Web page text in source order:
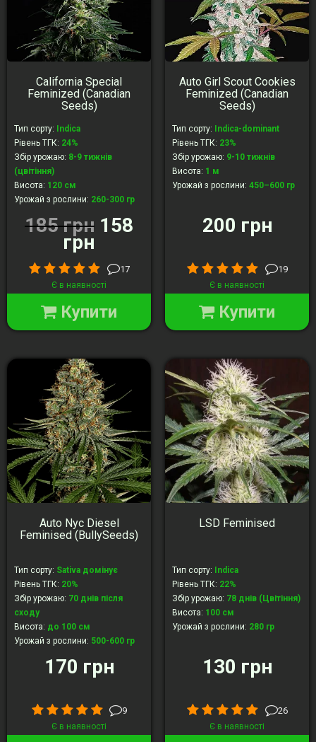
California Special
Feminized (Canadian
Seeds)
Тип сорту:
Indica
Рівень ТГК: 24%
Збір урожаю: 8-9 тижнів
(цвітіння)
Висота: 120 cм
Урожай з рослини: 260-300 гр
185 грн 158
грн
17
Є в наявності
Купити
Auto Girl Scout Cookies
Feminized (Canadian
Seeds)
Тип сорту:
Indica-dominant
Рівень ТГК: 23%
Збір урожаю: 9-10 тижнів
Висота: 1 м
Урожай з рослини: 450–600 гр
200 грн
19
Є в наявності
Купити
Auto Nyc Diesel
Feminised (BullySeeds)
Тип сорту: Sativa домінує
Рівень ТГК: 20%
Збір урожаю: 70 днів після
сходу
Висота: до 100 см
Урожай з рослини: 500-600 гр
170 грн
9
Є в наявності
LSD Feminised
Тип сорту:
Indica
Рівень ТГК: 22%
Збір урожаю: 78 днів (Цвітіння)
Висота: 100 см
Урожай з рослини: 280 гр
130 грн
26
Є в наявності